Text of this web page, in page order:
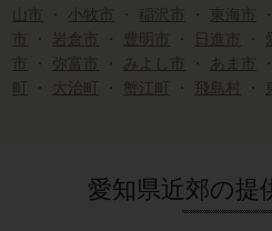
山市
・ 小牧市 ・ 稲沢市 ・ 東海市 ・
・ 岩倉市 ・ 豊明市 ・ 日進市 ・
・ 弥富市 ・ みよし市 ・ あま市 ・
町
・ 大治町 ・ 蟹江町 ・ 飛島村 ・
愛知県近郊の提